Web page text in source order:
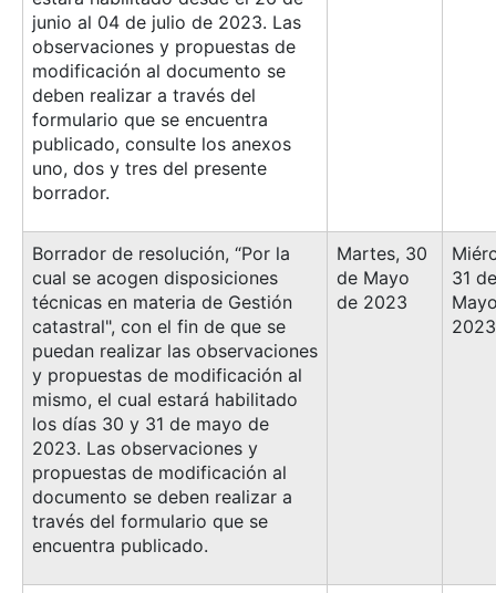
junio al 04 de julio de 2023. Las
observaciones y propuestas de
modificación al documento se
deben realizar a través del
formulario que se encuentra
publicado, consulte los anexos
uno, dos y tres del presente
borrador.
Borrador de resolución, “Por la
cual se acogen disposiciones
técnicas en materia de Gestión
catastral", con el fin de que se
puedan realizar las observaciones
y propuestas de modificación al
mismo, el cual estará habilitado
los días 30 y 31 de mayo de
2023. Las observaciones y
propuestas de modificación al
documento se deben realizar a
través del formulario que se
encuentra publicado.
Martes, 30
de Mayo
de 2023
31 de
2023